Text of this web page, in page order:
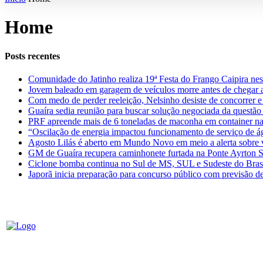
Home
Posts recentes
Comunidade do Jatinho realiza 19ª Festa do Frango Caipira
Jovem baleado em garagem de veículos morre antes de
Com medo de perder reeleição, Nelsinho desiste de concorrer
Guaíra sedia reunião para buscar solução negociada da
PRF apreende mais de 6 toneladas de maconha em container
“Oscilação de energia impactou funcionamento de serviço de
Agosto Lilás é aberto em Mundo Novo em meio a alerta
GM de Guaíra recupera caminhonete furtada na Ponte Ayrton
Ciclone bomba continua no Sul de MS, SUL e Sudeste do
Japorã inicia preparação para concurso público com previsão